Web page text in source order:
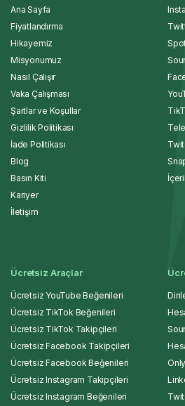
Ana Sayfa
Fiyatlandırma
Hikayemiz
Misyonumuz
Nasıl Çalışır
Vaka Çalışması
Şartlar ve Koşullar
Gizlilik Politikası
İade Politikası
Blog
Basın Kiti
Kariyer
İletişim
Ücretsiz Araçlar
Ücretsiz YouTube Beğenileri
Ücretsiz TikTok Beğenileri
Ücretsiz TikTok Takipçileri
Ücretsiz Facebook Takipçileri
Ücretsiz Facebook Beğenileri
Ücretsiz Instagram Takipçileri
Ücretsiz Instagram Beğenileri